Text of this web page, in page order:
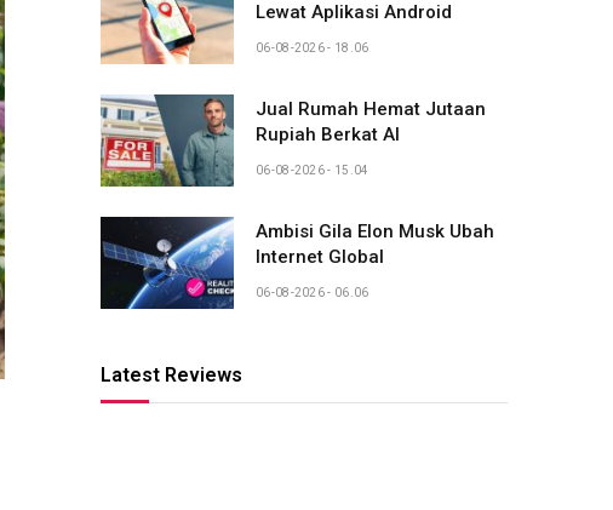
Lewat Aplikasi Android
06-08-2026 - 18.06
Jual Rumah Hemat Jutaan
Rupiah Berkat AI
06-08-2026 - 15.04
Ambisi Gila Elon Musk Ubah
Internet Global
06-08-2026 - 06.06
Latest Reviews